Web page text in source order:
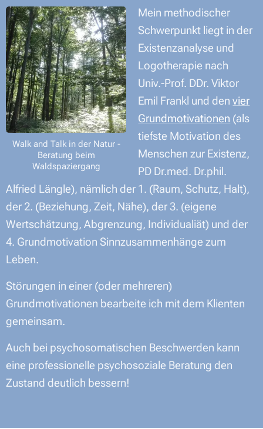
Walk and Talk in der Natur -
Beratung beim
Waldspaziergang
Mein methodischer
Schwerpunkt liegt in der
Existenzanalyse und
Logotherapie nach
Univ.-Prof. DDr. Viktor
Emil Frankl und denvier
Grundmotivationen (als
tiefste Motivation des
Menschen zur Existenz,
PD Dr.med. Dr.phil.
Alfried Längle), nämlich der 1. (Raum, Schutz, Halt),
der 2. (Beziehung, Zeit, Nähe), der 3. (eigene
Wertschätzung, Abgrenzung, Individualiät) und der
4. Grundmotivation Sinnzusammenhänge zum
Leben.
Störungen in einer (oder mehreren)
Grundmotivationen bearbeite ich mit dem Klienten
gemeinsam.
Auch bei psychosomatischen Beschwerden kann
eine professionelle psychosoziale Beratung den
Zustand deutlich bessern!